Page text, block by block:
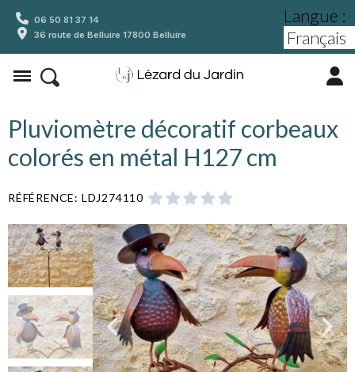
06 50 81 37 14
36 route de Belluire 17800 Belluire
Langue :
Pluviomètre décoratif corbeaux
colorés en métal H127 cm
RÉFÉRENCE LDJ274110     